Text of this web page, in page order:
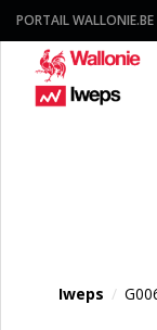
PORTAIL WALLONIE.BE
Iweps /